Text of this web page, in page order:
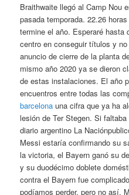
Braithwaite llegó al Camp Nou
pasada temporada. 22.26
termine el año. Esperaré hasta
centro en conseguir títulos y
anuncio de cierre de la planta
mismo año 2020 ya se dieron
de estas instalaciones. El año
encuentros entre todas las
barcelona una cifra que ya ha
lesión de Ter Stegen. Si
diario argentino La
Messi estaría confirmando su
la victoria, el Bayern ganó su
y su duodécimo doblete
contra el Bayern fue
podíamos perder, pero no así.